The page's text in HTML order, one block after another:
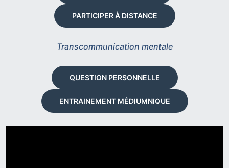
PARTICIPER À DISTANCE
Transcommunication mentale
QUESTION PERSONNELLE
ENTRAINEMENT MÉDIUMNIQUE